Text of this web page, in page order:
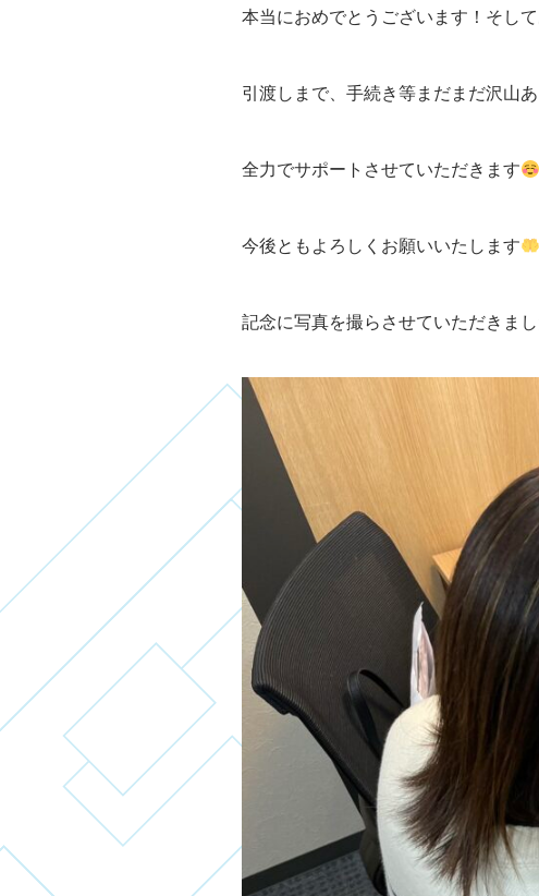
本当におめでとうございます！そし
引渡しまで、手続き等まだまだ沢山
全力でサポートさせていただきます
今後ともよろしくお願いいたします
記念に写真を撮らさせていただきまし